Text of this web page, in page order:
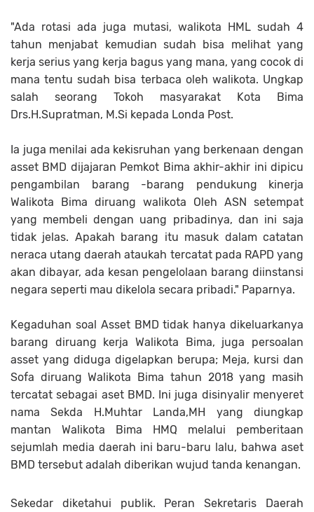
"Ada rotasi ada juga mutasi, walikota HML sudah 4
tahun menjabat kemudian sudah bisa melihat yang
kerja serius yang kerja bagus yang mana, yang cocok di
mana tentu sudah bisa terbaca oleh walikota. Ungkap
salah seorang Tokoh masyarakat Kota Bima
Drs.H.Supratman, M.Si kepada Londa Post.
Ia juga menilai ada kekisruhan yang berkenaan dengan
asset BMD dijajaran Pemkot Bima akhir-akhir ini dipicu
pengambilan barang -barang pendukung kinerja
Walikota Bima diruang walikota Oleh ASN setempat
yang membeli dengan uang pribadinya, dan ini saja
tidak jelas. Apakah barang itu masuk dalam catatan
neraca utang daerah ataukah tercatat pada RAPD yang
akan dibayar, ada kesan pengelolaan barang diinstansi
negara seperti mau dikelola secara pribadi." Paparnya.
Kegaduhan soal Asset BMD tidak hanya dikeluarkanya
barang diruang kerja Walikota Bima, juga persoalan
asset yang diduga digelapkan berupa; Meja, kursi dan
Sofa diruang Walikota Bima tahun 2018 yang masih
tercatat sebagai aset BMD. Ini juga disinyalir menyeret
nama Sekda H.Muhtar Landa,MH yang diungkap
mantan Walikota Bima HMQ melalui pemberitaan
sejumlah media daerah ini baru-baru lalu, bahwa aset
BMD tersebut adalah diberikan wujud tanda kenangan.
Sekedar diketahui publik. Peran Sekretaris Daerah